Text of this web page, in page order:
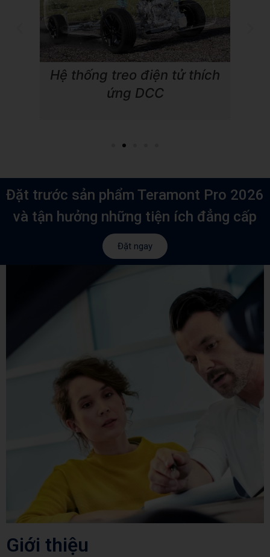
Hệ thống treo điện tử thích
ứng DCC
Đặt trước sản phẩm Teramont Pro 2026
và tận hưởng những tiện ích đẳng cấp
Đặt ngay
Giới thiệu